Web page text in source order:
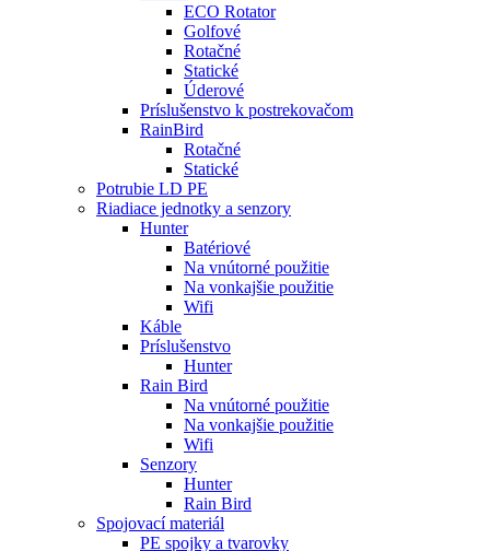
ECO Rotator
Golfové
Rotačné
Statické
Úderové
Príslušenstvo k postrekovačom
RainBird
Rotačné
Statické
Potrubie LD PE
Riadiace jednotky a senzory
Hunter
Batériové
Na vnútorné použitie
Na vonkajšie použitie
Wifi
Káble
Príslušenstvo
Hunter
Rain Bird
Na vnútorné použitie
Na vonkajšie použitie
Wifi
Senzory
Hunter
Rain Bird
Spojovací materiál
PE spojky a tvarovky